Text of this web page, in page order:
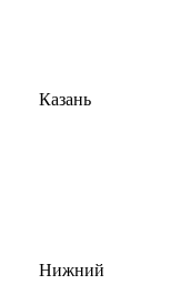
Казань
Нижний